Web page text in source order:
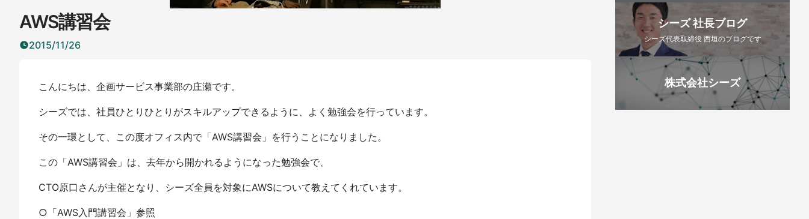
AWS講習会
2015/11/26
こんにちは、企画サービス事業部の庄瀬です。
シーズでは、社員ひとりひとりがスキルアップできるように、よく勉強会を行っています。
その一環として、この度オフィス内で「AWS講習会」を行うことになりました。
この「AWS講習会」は、去年から開かれるようになった勉強会で、
CTO原口さんが主催となり、シーズ全員を対象にAWSについて教えてくれています。
○「AWS入門講習会」参照
シーズ 社長ブログ
シーズ代表取締役 西垣のブログです
株式会社シーズ